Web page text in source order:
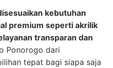
kebutuhan
premium seperti akrilik
transparan dan
Ponorogo dari
tepat bagi siapa saja